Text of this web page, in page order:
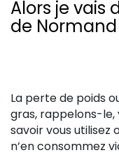
Alors je vais
de Normand
La perte de poids
gras, rappelons-le,
savoir vous utilisez
n’en consommez